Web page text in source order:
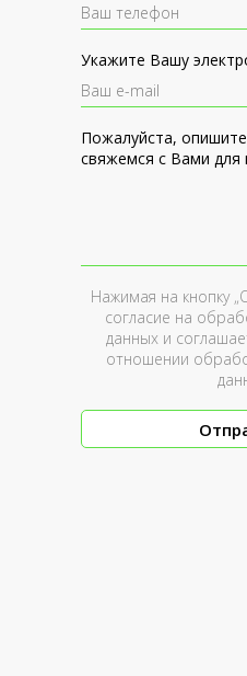
Укажите Вашу
Пожалуйста,
свяжемся с Вами для
Нажимая на кнопку
согласие на
данных и
отношении